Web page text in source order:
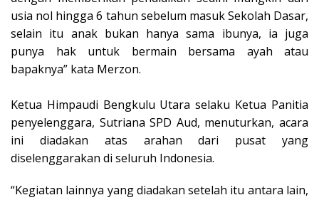
usia nol hingga 6 tahun sebelum masuk Sekolah Dasar,
selain itu anak bukan hanya sama ibunya, ia juga
punya hak untuk bermain bersama ayah atau
bapaknya” kata Merzon.
Ketua Himpaudi Bengkulu Utara selaku Ketua Panitia
penyelenggara, Sutriana SPD Aud, menuturkan, acara
ini diadakan atas arahan dari pusat yang
diselenggarakan di seluruh Indonesia.
“Kegiatan lainnya yang diadakan setelah itu antara lain,